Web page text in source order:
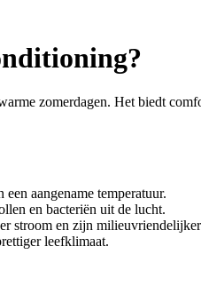
zomerdagen. Het biedt
aangename temperatuur.
en bacteriën uit de lucht.
stroom en zijn
leefklimaat.